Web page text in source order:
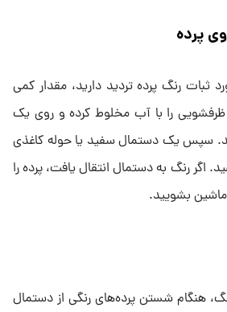
پرده
ثبات رنگ پرده تردید دارید، مقدار کمی
ظرفشویی را با آب مخلوط کرده و روی یک
سپس یک دستمال سفید یا حوله کاغذی
اگر رنگ به دستمال انتقال یافت، پرده را
بشویید.
هنگام شستن پرده‌های رنگی از دستمال